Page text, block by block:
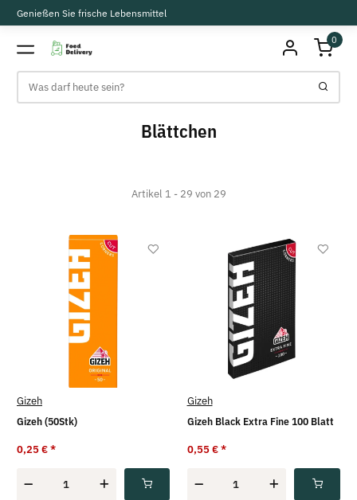
Genießen Sie frische Lebensmittel
0
Blättchen
Artikel 1 - 29 von 29
Gizeh
Gizeh (50Stk)
0,25 €*
Gizeh
Gizeh Black Extra Fine 100 Blatt
0,55 €*